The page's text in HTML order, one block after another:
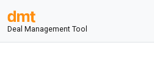
Deal Management Tool